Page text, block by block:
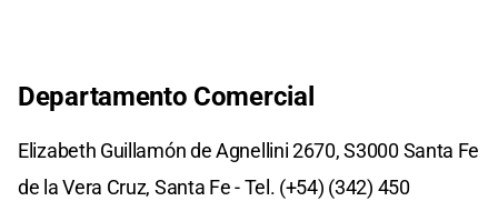
Departamento Comercial
Elizabeth Guillamón de Agnellini 2670, S3000 Santa Fe
de la Vera Cruz, Santa Fe - Tel. (+54) (342) 450